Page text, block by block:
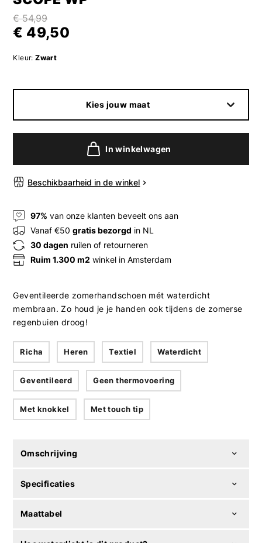
€ 54,99
€ 49,50
Kleur: Zwart
Kies jouw maat
In winkelwagen
Beschikbaarheid in de winkel
97% van onze klanten beveelt ons aan
Vanaf €50gratis bezorgd in NL
30 dagen ruilen of retourneren
Ruim 1.300 m2 winkel in Amsterdam
Geventileerde zomerhandschoen mét waterdicht
membraan. Zo houd je je handen ook tijdens de zomerse
regenbuien droog!
Richa Heren Textiel Waterdicht
Geventileerd Geen thermovoering
Met knokkel Met touch tip
Omschrijving
Specificaties
Maattabel